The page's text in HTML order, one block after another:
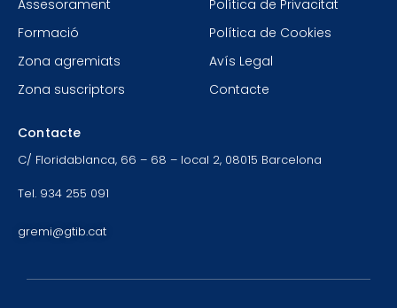
Assesorament
Formació
Zona agremiats
Zona suscriptors
Política de Privacitat
Política de Cookies
Avís Legal
Contacte
Contacte
C/ Floridablanca, 66 – 68 – local 2, 08015 Barcelona
Tel. 934 255 091
gremi@gtib.cat